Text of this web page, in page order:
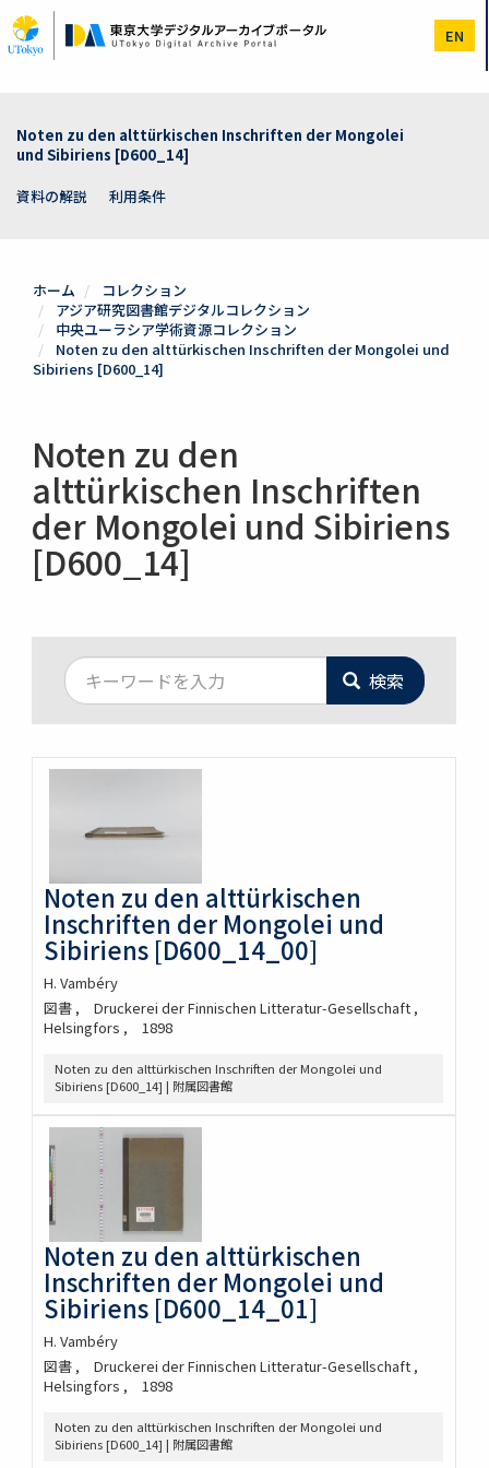
イ
ン
EN
Noten zu den alttürkischen Inschriften der Mongolei
und Sibiriens [D600_14]
資料の解説
利用条件
ホーム
コレクション
アジア研究図書館デジタルコレクション
中央ユーラシア学術資源コレクション
Noten zu den alttürkischen Inschriften der Mongolei und
Sibiriens [D600_14]
Noten zu den
alttürkischen Inschriften
der Mongolei und Sibiriens
[D600_14]
検索
Noten zu den alttürkischen
Inschriften der Mongolei und
Sibiriens [D600_14_00]
H. Vambéry
図書
Druckerei der Finnischen Litteratur-Gesellschaft
Helsingfors
1898
Noten zu den alttürkischen Inschriften der Mongolei und
Sibiriens [D600_14] | 附属図書館
Noten zu den alttürkischen
Inschriften der Mongolei und
Sibiriens [D600_14_01]
H. Vambéry
図書
Druckerei der Finnischen Litteratur-Gesellschaft
Helsingfors
1898
Noten zu den alttürkischen Inschriften der Mongolei und
Sibiriens [D600_14] | 附属図書館